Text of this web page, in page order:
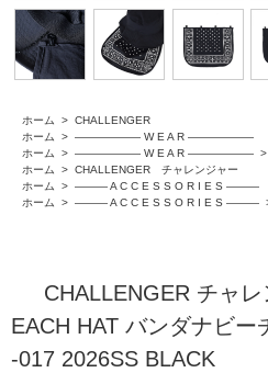
ホーム > CHALLENGER
ホーム
> ―――――― W E A R ――――――
ホーム
> ―――――― W E A R ―――――― >
ホーム
> CHALLENGER チャレンジャー
ホーム
> ――― A C C E S S O R I E S ―――
ホーム
> ――― A C C E S S O R I E S ―――
CHALLENGER チャ
EACH HAT バンダナビ
-017 2026SS BLACK